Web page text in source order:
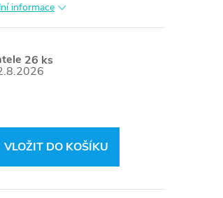
informace
26 ks
VLOŽIT DO KOŠÍKU